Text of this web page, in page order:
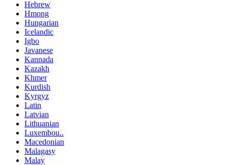
Hebrew
Hmong
Hungarian
Icelandic
Igbo
Javanese
Kannada
Kazakh
Khmer
Kurdish
Kyrgyz
Latin
Latvian
Lithuanian
Luxembou..
Macedonian
Malagasy
Malay